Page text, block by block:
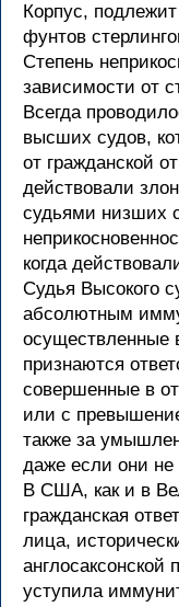
Корпус,
фунтов
Степень
зависимости от
Всегда
высших судов,
от гражданской
действовали
судьями низших
когда
Судья Высокого
абсолютным
осуществленные
признаются
совершенные в
или с
также за
даже если они
В США, как и в
гражданская
лица,
англосаксонской
уступила